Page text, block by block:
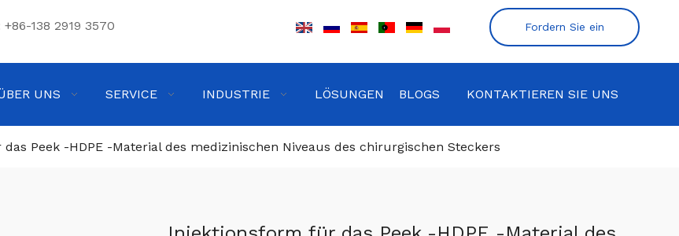
138 2919 3570 Fordern Sie ein
Angebot an
UNS SERVICE INDUSTRIE LÖSUNGEN BLOGS KONTAKTIEREN SIE UNS
Peek -HDPE -Material des medizinischen Niveaus des chirurgischen Steckers